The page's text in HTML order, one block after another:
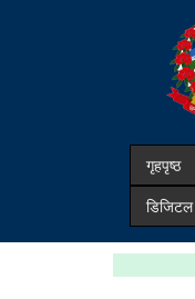
गृहपृष्ठ